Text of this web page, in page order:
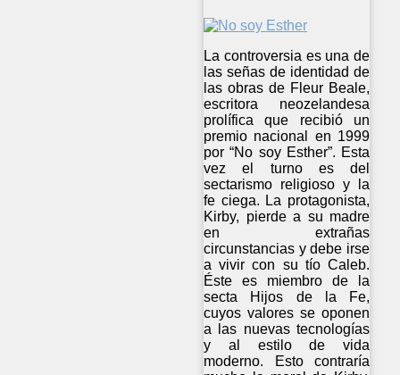
La controversia es una de
las señas de identidad de
las obras de Fleur Beale,
escritora neozelandesa
prolífica que recibió un
premio nacional en 1999
por “No soy Esther”. Esta
vez el turno es del
sectarismo religioso y la
fe ciega. La protagonista,
Kirby, pierde a su madre
en extrañas
circunstancias y debe irse
a vivir con su tío Caleb.
Éste es miembro de la
secta Hijos de la Fe,
cuyos valores se oponen
a las nuevas tecnologías
y al estilo de vida
moderno. Esto contraría